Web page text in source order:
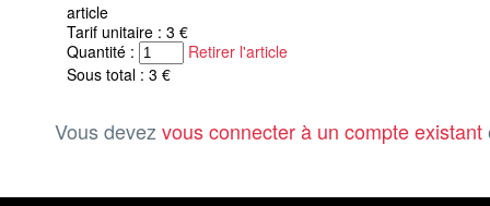
article
Tarif unitaire : 3 €
Quantité :
Retirer l'article
Sous total : 3 €
Vous devez vous connecter à un compte existant